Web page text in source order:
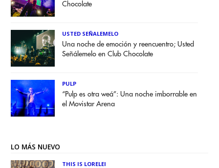
Chocolate
USTED SEÑALEMELO
Una noche de emoción y reencuentro; Usted
Señálemelo en Club Chocolate
PULP
“Pulp es otra weá”: Una noche imborrable en
el Movistar Arena
LO MÁS NUEVO
THIS IS LORELEI